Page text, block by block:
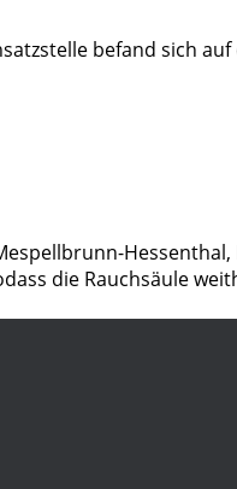
befand sich
die Rauchsäule